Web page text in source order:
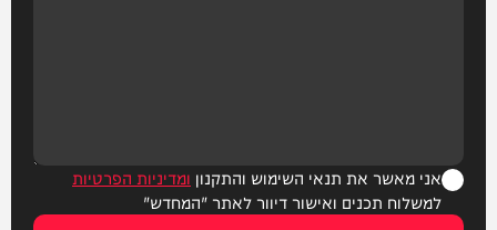
אני מאשר את תנאי השימוש והתקנון ומדיניות הפרטיות
למשלוח תכנים ואישור דיוור לאתר "המחדש"